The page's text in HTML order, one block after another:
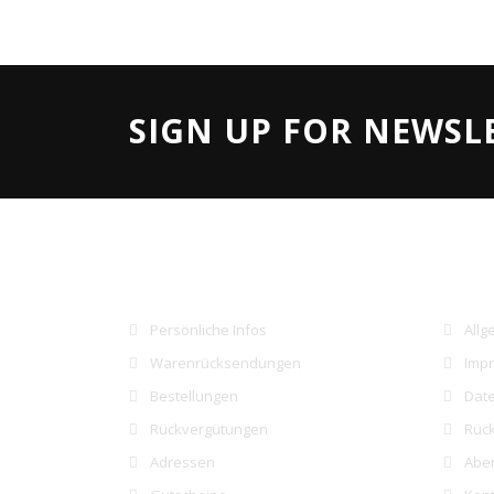
SIGN UP FOR
Persönliche Infos
Warenrücksendungen
Bestellungen
Rückvergütungen
Adressen